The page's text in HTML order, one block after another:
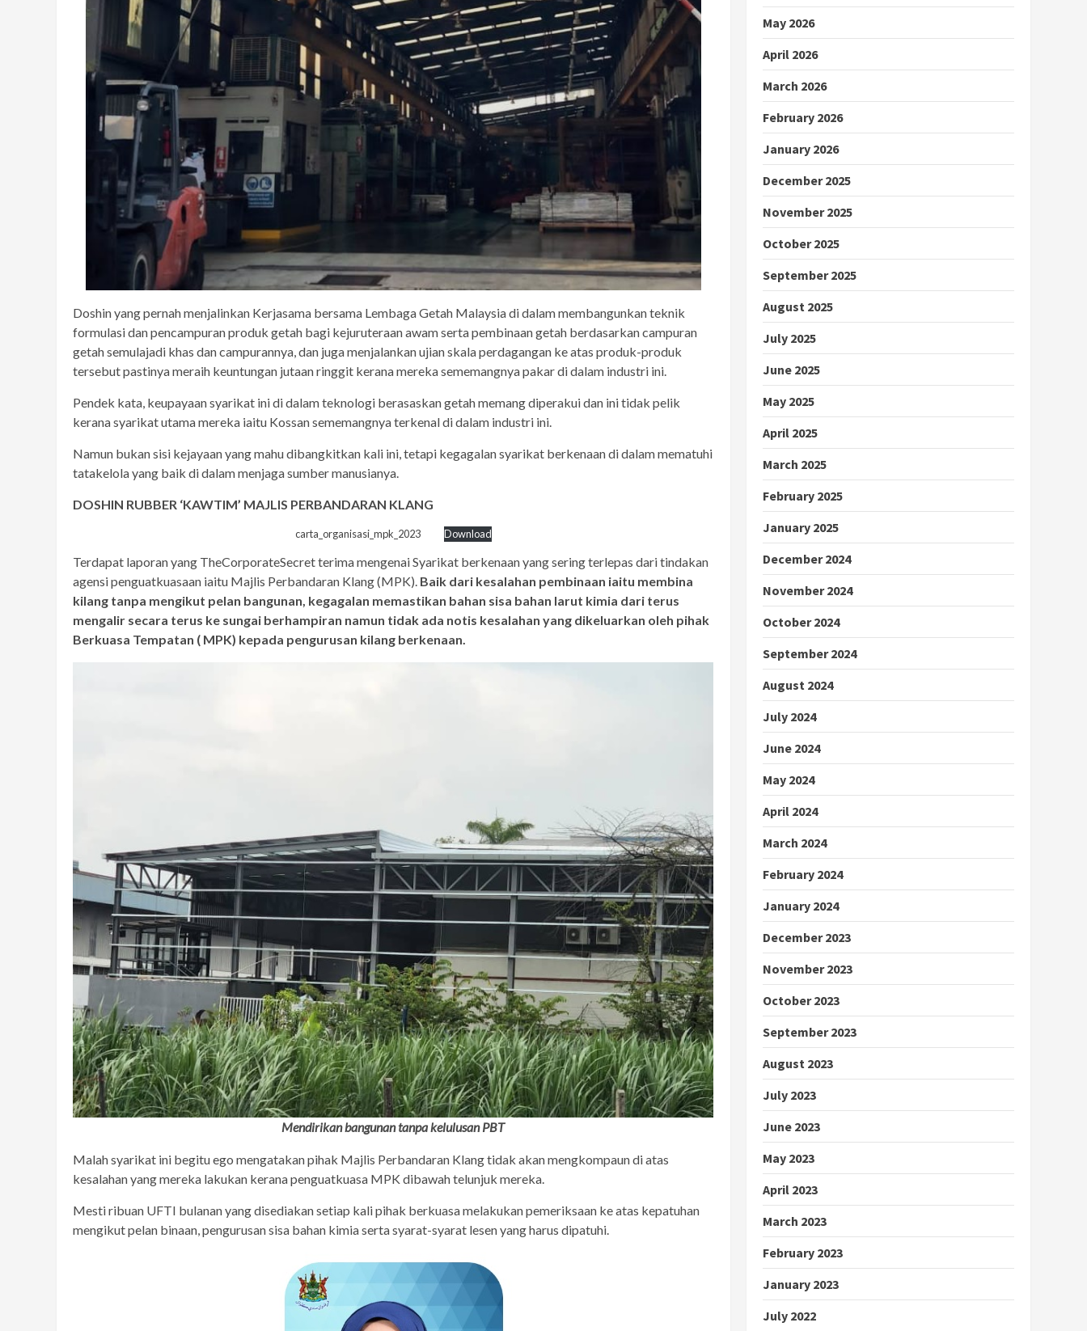
Doshin yang pernah menjalinkan Kerjasama bersama Lembaga Getah Malaysia di dalam membangunkan teknik
formulasi dan pencampuran produk getah bagi kejuruteraan awam serta pembinaan getah berdasarkan campuran
getah semulajadi khas dan campurannya, dan juga menjalankan ujian skala perdagangan ke atas produk-produk
tersebut pastinya meraih keuntungan jutaan ringgit kerana mereka sememangnya pakar di dalam industri ini.
Pendek kata, keupayaan syarikat ini di dalam teknologi berasaskan getah memang diperakui dan ini tidak pelik
kerana syarikat utama mereka iaitu Kossan sememangnya terkenal di dalam industri ini.
Namun bukan sisi kejayaan yang mahu dibangkitkan kali ini, tetapi kegagalan syarikat berkenaan di dalam mematuhi
tatakelola yang baik di dalam menjaga sumber manusianya.
DOSHIN RUBBER ‘KAWTIM’ MAJLIS PERBANDARAN KLANG
carta_organisasi_mpk_2023 Download
Terdapat laporan yang TheCorporateSecret terima mengenai Syarikat berkenaan yang sering terlepas dari tindakan
agensi penguatkuasaan iaitu Majlis Perbandaran Klang (MPK). Baik dari kesalahan pembinaan iaitu membina
kilang tanpa mengikut pelan bangunan, kegagalan memastikan bahan sisa bahan larut kimia dari terus
mengalir secara terus ke sungai berhampiran namun tidak ada notis kesalahan yang dikeluarkan oleh pihak
Berkuasa Tempatan ( MPK) kepada pengurusan kilang berkenaan.
Mendirikan bangunan tanpa kelulusan PBT
Malah syarikat ini begitu ego mengatakan pihak Majlis Perbandaran Klang tidak akan mengkompaun di atas
kesalahan yang mereka lakukan kerana penguatkuasa MPK dibawah telunjuk mereka.
Mesti ribuan UFTI bulanan yang disediakan setiap kali pihak berkuasa melakukan pemeriksaan ke atas kepatuhan
mengikut pelan binaan, pengurusan sisa bahan kimia serta syarat-syarat lesen yang harus dipatuhi.
May 2026
April 2026
March 2026
February 2026
January 2026
December 2025
November 2025
October 2025
September 2025
August 2025
July 2025
June 2025
May 2025
April 2025
March 2025
February 2025
January 2025
December 2024
November 2024
October 2024
September 2024
August 2024
July 2024
June 2024
May 2024
April 2024
March 2024
February 2024
January 2024
December 2023
November 2023
October 2023
September 2023
August 2023
July 2023
June 2023
May 2023
April 2023
March 2023
February 2023
January 2023
July 2022